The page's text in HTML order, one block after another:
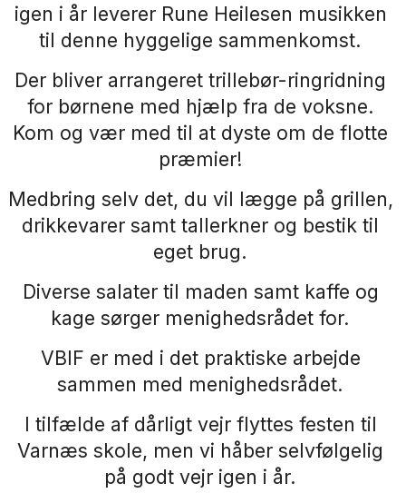
igen i år leverer Rune Heilesen musikken
til denne hyggelige sammenkomst.
Der bliver arrangeret trillebør-ringridning
for børnene med hjælp fra de voksne.
Kom og vær med til at dyste om de flotte
præmier!
Medbring selv det, du vil lægge på grillen,
drikkevarer samt tallerkner og bestik til
eget brug.
Diverse salater til maden samt kaffe og
kage sørger menighedsrådet for.
VBIF er med i det praktiske arbejde
sammen med menighedsrådet.
I tilfælde af dårligt vejr flyttes festen til
Varnæs skole, men vi håber selvfølgelig
på godt vejr igen i år.